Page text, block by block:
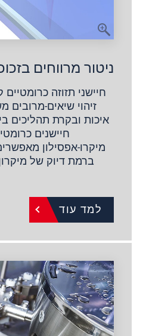
ניטור מרווחים
חיישני תזוזה כרומטיים
זיהוי שיאים-
איכות ובקרת תהליכים
חיישנים
מיקרו-אפסילון
למד עוד